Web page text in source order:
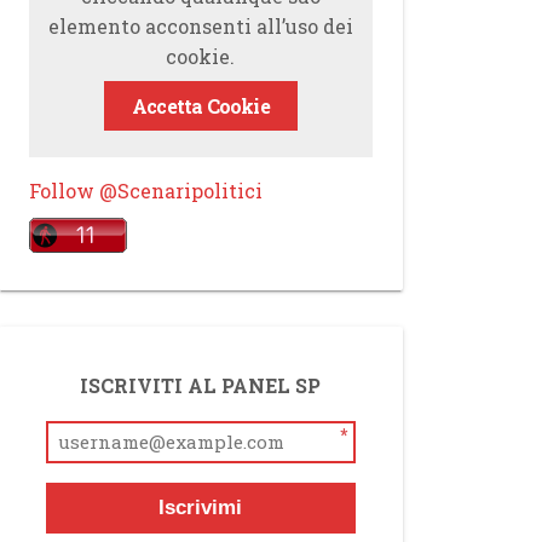
elemento acconsenti all’uso dei
cookie.
Accetta Cookie
Follow @Scenaripolitici
ISCRIVITI AL PANEL SP
*
Iscrivimi